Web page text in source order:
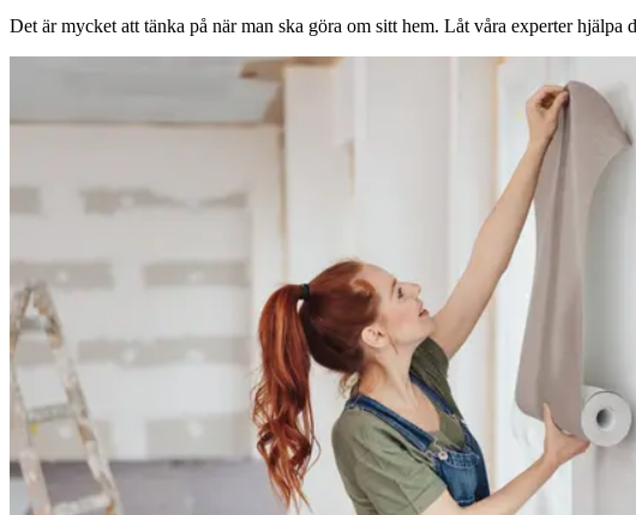
Det är mycket att tänka på när man ska göra om sitt hem. Låt våra experter hjälpa